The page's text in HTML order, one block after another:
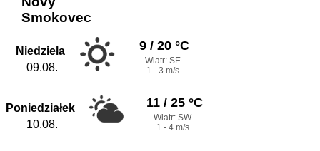
Smokovec
Niedziela
09.08.
9 / 20 °C
Wiatr: SE
1 - 3 m/s
Poniedziałek
10.08.
11 / 25 °C
Wiatr: SW
1 - 4 m/s